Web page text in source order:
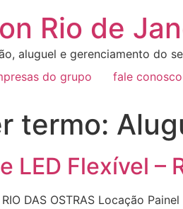
Rio de
aluguel e gerenciamento do
do grupo fale conosco
termo:
LED Flexível –
DAS OSTRAS Locação